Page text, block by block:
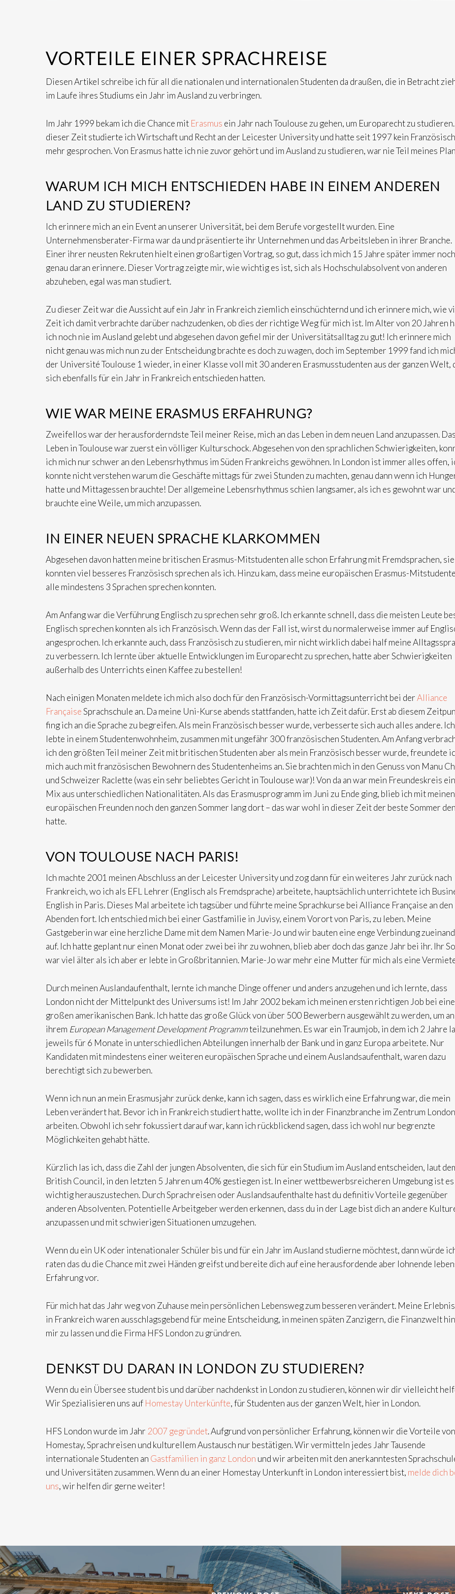
VORTEILE EINER SPRACHREISE
Diesen Artikel schreibe ich für all die nationalen und internationalen Studenten da draußen, die in Betracht
im Laufe ihres Studiums ein Jahr im Ausland zu verbringen.
Im Jahr 1999 bekam ich die Chance mit Erasmus ein Jahr nach Toulouse zu gehen, um Europarecht zu
dieser Zeit studierte ich Wirtschaft und Recht an der Leicester University und hatte seit 1997 kein Französisch
mehr gesprochen. Von Erasmus hatte ich nie zuvor gehört und im Ausland zu studieren, war nie Teil meines
WARUM ICH MICH ENTSCHIEDEN HABE IN EINEM ANDEREN
LAND ZU STUDIEREN?
Ich erinnere mich an ein Event an unserer Universität, bei dem Berufe vorgestellt wurden. Eine
Unternehmensberater-Firma war da und präsentierte ihr Unternehmen und das Arbeitsleben in ihrer Branche.
Einer ihrer neusten Rekruten hielt einen großartigen Vortrag, so gut, dass ich mich 15 Jahre später immer noch
genau daran erinnere. Dieser Vortrag zeigte mir, wie wichtig es ist, sich als Hochschulabsolvent von anderen
abzuheben, egal was man studiert.
Zu dieser Zeit war die Aussicht auf ein Jahr in Frankreich ziemlich einschüchternd und ich erinnere mich, wie
Zeit ich damit verbrachte darüber nachzudenken, ob dies der richtige Weg für mich ist. Im Alter von 20 Jahren
ich noch nie im Ausland gelebt und abgesehen davon gefiel mir der Universitätsalltag zu gut! Ich erinnere mich
nicht genau was mich nun zu der Entscheidung brachte es doch zu wagen, doch im September 1999 fand ich
der Université Toulouse 1 wieder, in einer Klasse voll mit 30 anderen Erasmusstudenten aus der ganzen Welt,
sich ebenfalls für ein Jahr in Frankreich entschieden hatten.
WIE WAR MEINE ERASMUS ERFAHRUNG?
Zweifellos war der herausforderndste Teil meiner Reise, mich an das Leben in dem neuen Land anzupassen. Das
Leben in Toulouse war zuerst ein völliger Kulturschock. Abgesehen von den sprachlichen Schwierigkeiten,
ich mich nur schwer an den Lebensrhythmus im Süden Frankreichs gewöhnen. In London ist immer alles offen,
konnte nicht verstehen warum die Geschäfte mittags für zwei Stunden zu machten, genau dann wenn ich
hatte und Mittagessen brauchte! Der allgemeine Lebensrhythmus schien langsamer, als ich es gewohnt war
brauchte eine Weile, um mich anzupassen.
IN EINER NEUEN SPRACHE KLARKOMMEN
Abgesehen davon hatten meine britischen Erasmus-Mitstudenten alle schon Erfahrung mit Fremdsprachen, sie
konnten viel besseres Französisch sprechen als ich. Hinzu kam, dass meine europäischen Erasmus-
alle mindestens 3 Sprachen sprechen konnten.
Am Anfang war die Verführung Englisch zu sprechen sehr groß. Ich erkannte schnell, dass die meisten Leute
Englisch sprechen konnten als ich Französisch. Wenn das der Fall ist, wirst du normalerweise immer auf
angesprochen. Ich erkannte auch, dass Französisch zu studieren, mir nicht wirklich dabei half meine
zu verbessern. Ich lernte über aktuelle Entwicklungen im Europarecht zu sprechen, hatte aber Schwierigkeiten
außerhalb des Unterrichts einen Kaffee zu bestellen!
Nach einigen Monaten meldete ich mich also doch für den Französisch-Vormittagsunterricht bei derAlliance
FrançaiseSprachschule an. Da meine Uni-Kurse abends stattfanden, hatte ich Zeit dafür. Erst ab diesem
fing ich an die Sprache zu begreifen. Als mein Französisch besser wurde, verbesserte sich auch alles andere. Ich
lebte in einem Studentenwohnheim, zusammen mit ungefähr 300 französischen Studenten. Am Anfang
ich den größten Teil meiner Zeit mit britischen Studenten aber als mein Französisch besser wurde, freundete
mich auch mit französischen Bewohnern des Studentenheims an. Sie brachten mich in den Genuss von Manu
und Schweizer Raclette (was ein sehr beliebtes Gericht in Toulouse war)! Von da an war mein Freundeskreis ein
Mix aus unterschiedlichen Nationalitäten. Als das Erasmusprogramm im Juni zu Ende ging, blieb ich mit meinen
europäischen Freunden noch den ganzen Sommer lang dort – das war wohl in dieser Zeit der beste Sommer
hatte.
VON TOULOUSE NACH PARIS!
Ich machte 2001 meinen Abschluss an der Leicester University und zog dann für ein weiteres Jahr zurück nach
Frankreich, wo ich als EFL Lehrer (Englisch als Fremdsprache) arbeitete, hauptsächlich unterrichtete ich
English in Paris. Dieses Mal arbeitete ich tagsüber und führte meine Sprachkurse bei Alliance Française an den
Abenden fort. Ich entschied mich bei einer Gastfamilie in Juvisy, einem Vorort von Paris, zu leben. Meine
Gastgeberin war eine herzliche Dame mit dem Namen Marie-Jo und wir bauten eine enge Verbindung
auf. Ich hatte geplant nur einen Monat oder zwei bei ihr zu wohnen, blieb aber doch das ganze Jahr bei ihr. Ihr
war viel älter als ich aber er lebte in Großbritannien. Marie-Jo war mehr eine Mutter für mich als eine
Durch meinen Auslandaufenthalt, lernte ich manche Dinge offener und anders anzugehen und ich lernte, dass
London nicht der Mittelpunkt des Universums ist! Im Jahr 2002 bekam ich meinen ersten richtigen Job bei
großen amerikanischen Bank. Ich hatte das große Glück von über 500 Bewerbern ausgewählt zu werden, um an
ihrem European Management Development Programmteilzunehmen. Es war ein Traumjob, in dem ich 2 Jahre
jeweils für 6 Monate in unterschiedlichen Abteilungen innerhalb der Bank und in ganz Europa arbeitete. Nur
Kandidaten mit mindestens einer weiteren europäischen Sprache und einem Auslandsaufenthalt, waren dazu
berechtigt sich zu bewerben.
Wenn ich nun an mein Erasmusjahr zurück denke, kann ich sagen, dass es wirklich eine Erfahrung war, die mein
Leben verändert hat. Bevor ich in Frankreich studiert hatte, wollte ich in der Finanzbranche im Zentrum
arbeiten. Obwohl ich sehr fokussiert darauf war, kann ich rückblickend sagen, dass ich wohl nur begrenzte
Möglichkeiten gehabt hätte.
Kürzlich las ich, dass die Zahl der jungen Absolventen, die sich für ein Studium im Ausland entscheiden, laut
British Council, in den letzten 5 Jahren um 40% gestiegen ist. In einer wettbewerbsreicheren Umgebung ist es
wichtig herauszustechen. Durch Sprachreisen oder Auslandsaufenthalte hast du definitiv Vorteile gegenüber
anderen Absolventen. Potentielle Arbeitgeber werden erkennen, dass du in der Lage bist dich an andere
anzupassen und mit schwierigen Situationen umzugehen.
Wenn du ein UK oder intenationaler Schüler bis und für ein Jahr im Ausland studierne möchtest, dann würde
raten das du die Chance mit zwei Händen greifst und bereite dich auf eine herausfordende aber lohnende
Erfahrung vor.
Für mich hat das Jahr weg von Zuhause mein persönlichen Lebensweg zum besseren verändert. Meine
in Frankreich waren ausschlagsgebend für meine Entscheidung, in meinen späten Zanzigern, die Finanzwelt
mir zu lassen und die Firma HFS London zu gründren.
DENKST DU DARAN IN LONDON ZU STUDIEREN?
Wenn du ein Übersee student bis und darüber nachdenkst in London zu studieren, können wir dir vielleicht
Wir Spezialisieren uns auf Homestay Unterkünfte, für Studenten aus der ganzen Welt, hier in London.
HFS London wurde im Jahr 2007 gegründet. Aufgrund von persönlicher Erfahrung, können wir die Vorteile von
Homestay, Sprachreisen und kulturellem Austausch nur bestätigen. Wir vermitteln jedes Jahr Tausende
internationale Studenten an Gastfamilien in ganz London und wir arbeiten mit den anerkanntesten
und Universitäten zusammen. Wenn du an einer Homestay Unterkunft in London interessiert bist, melde dich
uns, wir helfen dir gerne weiter!